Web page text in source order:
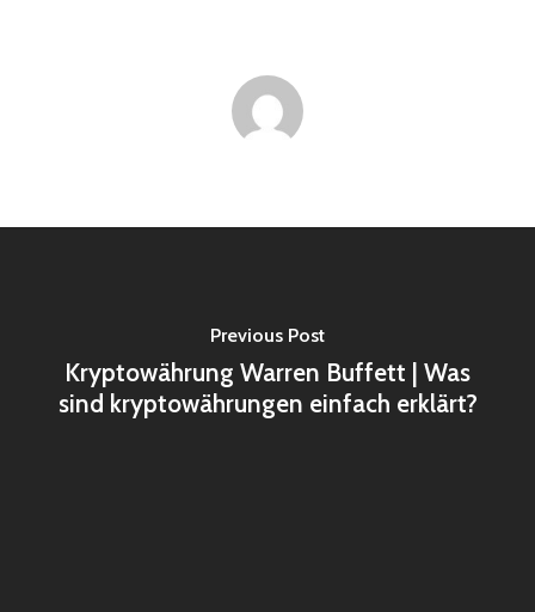
Previous Post
Kryptowährung Warren Buffett | Was
sind kryptowährungen einfach erklärt?